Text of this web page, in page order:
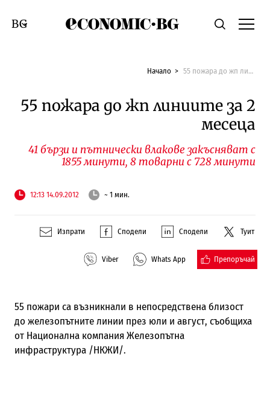
Economic.bgТърсене
Смяна на език
Начало 55 пожара до жп линиите за 2 месеца
55 пожара до жп линиите за 2
месеца
41 бързи и пътнически влакове закъсняват с
1855 минути, 8 товарни с 728 минути
12:13 14.09.2012 ~ 1 мин.
Изпрати Сподели Сподели Туит
Viber Whats App Препоръчай
55 пожари са възникнали в непосредствена близост
до железопътните линии през юли и август, съобщиха
от Национална компания Железопътна
инфраструктура /НКЖИ/.